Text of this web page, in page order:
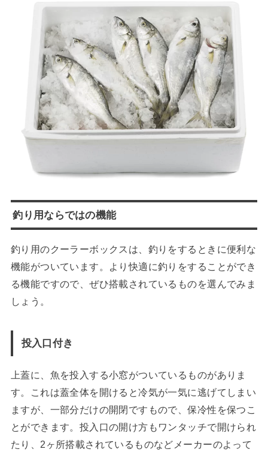
釣り用ならではの機能
釣り用のクーラーボックスは、釣りをするときに便利な
機能がついています。より快適に釣りをすることができ
る機能ですので、ぜひ搭載されているものを選んでみま
しょう。
投入口付き
上蓋に、魚を投入する小窓がついているものがありま
す。これは蓋全体を開けると冷気が一気に逃げてしまい
ますが、一部分だけの開閉ですもので、保冷性を保つこ
とができます。投入口の開け方もワンタッチで開けられ
たり、2ヶ所搭載されているものなどメーカーのよって